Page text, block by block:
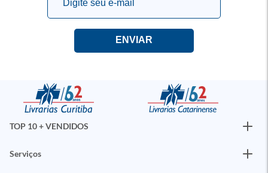
TOP 10 + VENDIDOS
Serviços